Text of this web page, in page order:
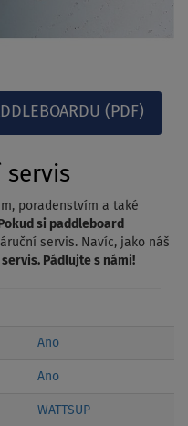
(PDF)
servis
poradenstvím a také
Pokud si paddleboard
servis. Navíc, jako náš
Pádlujte s námi!
Ano
Ano
WATTSUP